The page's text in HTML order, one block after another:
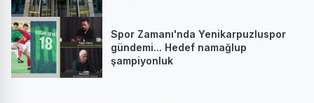
Spor Zamanı'nda Yenikarpuzluspor
gündemi... Hedef namağlup
şampiyonluk